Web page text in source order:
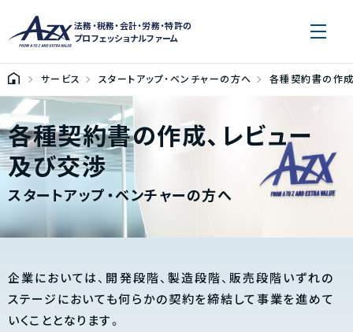
法務・税務・会計・労務・特許の
プロフェッショナルファーム
サービス スタートアップ・ベンチャーの方へ 各種契約書の作
各種契約書の作成、レビュー
及び交渉
スタートアップ・ベンチャーの方へ
企業においては、開発段階、製造段階、販売段階いずれの
ステージにおいても何らかの契約を締結して事業を進めて
いくこととなります。